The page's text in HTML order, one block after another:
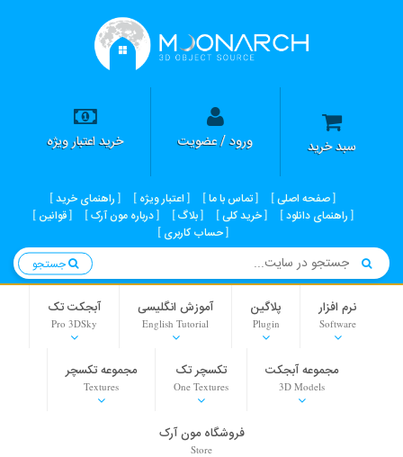
سبد خرید ورود / عضویت خرید اعتبار ویژه
صفحه اصلی تماس با ما اعتبار ویژه
راهنمای خرید
راهنمای دانلود
خرید کلی بلاگ درباره مون آرک
قوانین
حساب کاربری
نرم افزار
Software
پلاگین
Plugin
آموزش انگلیسی
English Tutorial
آبجکت تک
Pro 3DSky
مجموعه آبجکت
3D Models
تکسچر تک
One Textures
مجموعه تکسچر
Textures
فروشگاه مون آرک
Store